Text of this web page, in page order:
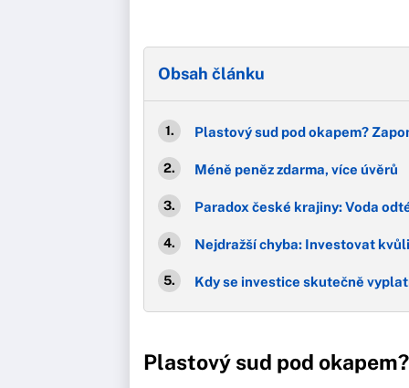
Obsah článku
Plastový sud pod okapem?
Méně peněz zdarma, více úvěrů
Paradox české krajiny: Voda
Nejdražší chyba: Investovat
Kdy se investice skutečně
Plastový sud pod